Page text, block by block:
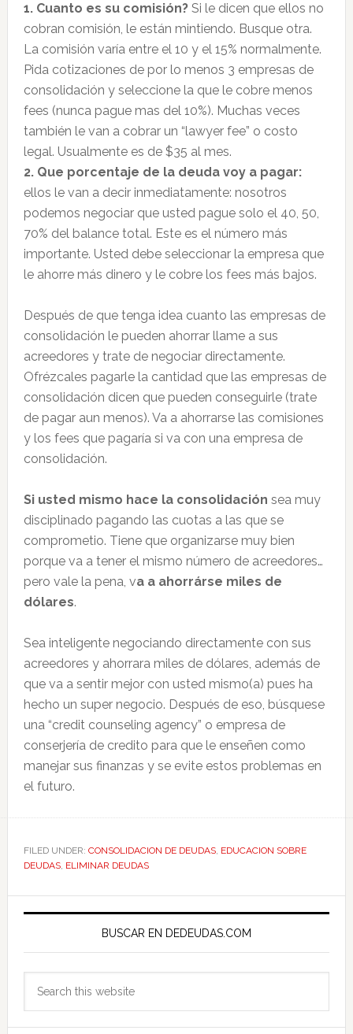
1. Cuanto es su comisión? Si le dicen que ellos no
cobran comisión, le están mintiendo. Busque otra.
La comisión varía entre el 10 y el 15% normalmente.
Pida cotizaciones de por lo menos 3 empresas de
consolidación y seleccione la que le cobre menos
fees (nunca pague mas del 10%). Muchas veces
también le van a cobrar un “lawyer fee” o costo
legal. Usualmente es de $35 al mes.
2. Que porcentaje de la deuda voy a pagar:
ellos le van a decir inmediatamente: nosotros
podemos negociar que usted pague solo el 40, 50,
70% del balance total. Este es el número más
importante. Usted debe seleccionar la empresa que
le ahorre más dinero y le cobre los fees más bajos.
Después de que tenga idea cuanto las empresas de
consolidación le pueden ahorrar llame a sus
acreedores y trate de negociar directamente.
Ofrézcales pagarle la cantidad que las empresas de
consolidación dicen que pueden conseguirle (trate
de pagar aun menos). Va a ahorrarse las comisiones
y los fees que pagaría si va con una empresa de
consolidación.
Si usted mismo hace la consolidación sea muy
disciplinado pagando las cuotas a las que se
comprometio. Tiene que organizarse muy bien
porque va a tener el mismo número de acreedores…
pero vale la pena, va a ahorrárse miles de
dólares.
Sea inteligente negociando directamente con sus
acreedores y ahorrara miles de dólares, además de
que va a sentir mejor con usted mismo(a) pues ha
hecho un super negocio. Después de eso, búsquese
una “credit counseling agency” o empresa de
conserjería de credito para que le enseñen como
manejar sus finanzas y se evite estos problemas en
el futuro.
FILED UNDER: CONSOLIDACION DE DEUDAS, EDUCACION SOBRE
DEUDAS, ELIMINAR DEUDAS
Primary
BUSCAR EN DEDEUDAS.COM